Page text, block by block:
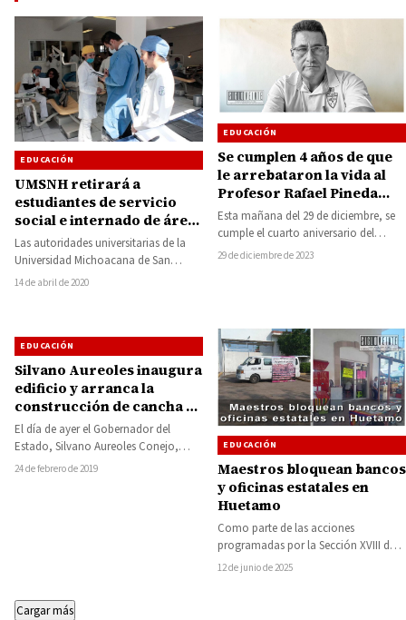
EDUCACIÓN
UMSNH retirará a
estudiantes de servicio
social e internado de áreas
de salud ante riesgo por
Covid-19
Las autoridades universitarias de la
Universidad Michoacana de San
Nicolás de Hidalgo, retirará
14 de abril de 2020
EDUCACIÓN
Se cumplen 4 años de que
le arrebataron la vida al
Profesor Rafael Pineda
Pineda
Esta mañana del 29 de diciembre, se
cumple el cuarto aniversario del
cobarde y artero asesinato del
29 de diciembre de 2023
EDUCACIÓN
Silvano Aureoles inaugura
edificio y arranca la
construcción de cancha de
futbol en el Tec
El día de ayer el Gobernador del
Estado, Silvano Aureoles Conejo,
inauguró un edificio para la carrera
24 de febrero de 2019
EDUCACIÓN
Maestros bloquean bancos
y oficinas estatales en
Huetamo
Como parte de las acciones
programadas por la Sección XVIII de
la Coordinadora Nacional de
12 de junio de 2025
Cargar más